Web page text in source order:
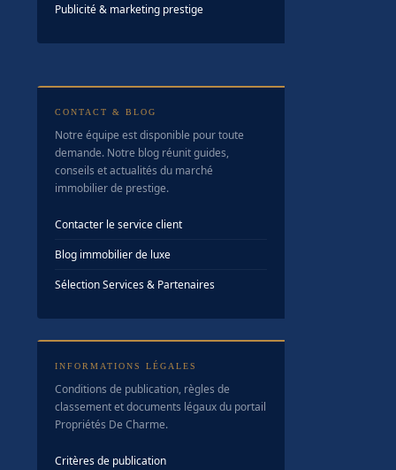
Publicité & marketing prestige
CONTACT & BLOG
Notre équipe est disponible pour toute
demande. Notre blog réunit guides,
conseils et actualités du marché
immobilier de prestige.
Contacter le service client
Blog immobilier de luxe
Sélection Services & Partenaires
INFORMATIONS LÉGALES
Conditions de publication, règles de
classement et documents légaux du portail
Propriétés De Charme.
Critères de publication